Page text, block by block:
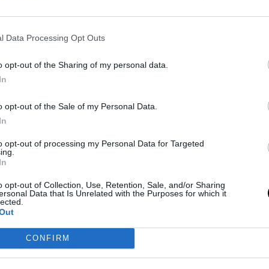
Data Processing Opt Outs
opt-out of the Sharing of my personal data.
opt-out of the Sale of my Personal Data.
opt-out of processing my Personal Data for Targeted
opt-out of Collection, Use, Retention, Sale, and/or Sharing
Data that Is Unrelated with the Purposes for which it
CONFIRM
de Grand Slam en casa, en Alemania,
costó fue el cambio de superficie y mi
sacó increíblemente bien y sus restos de
antes.Pocas veces había visto algo así",